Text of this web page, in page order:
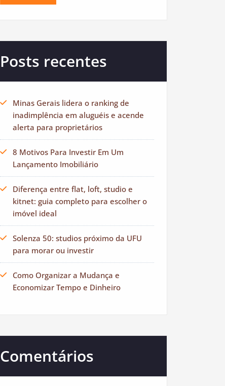
Posts recentes
Minas Gerais lidera o ranking de
inadimplência em aluguéis e acende
alerta para proprietários
8 Motivos Para Investir Em Um
Lançamento Imobiliário
Diferença entre flat, loft, studio e
kitnet: guia completo para escolher o
imóvel ideal
Solenza 50: studios próximo da UFU
para morar ou investir
Como Organizar a Mudança e
Economizar Tempo e Dinheiro
Comentários